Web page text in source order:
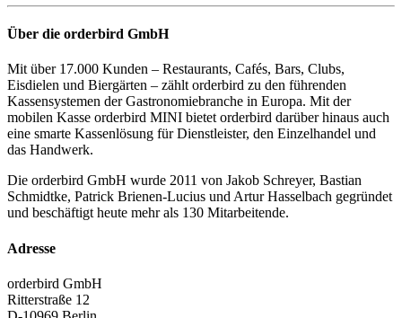
Über die orderbird GmbH
Mit über 17.000 Kunden – Restaurants, Cafés, Bars, Clubs,
Eisdielen und Biergärten – zählt orderbird zu den führenden
Kassensystemen der Gastronomiebranche in Europa. Mit der
mobilen Kasse orderbird MINI bietet orderbird darüber hinaus auch
eine smarte Kassenlösung für Dienstleister, den Einzelhandel und
das Handwerk.
Die orderbird GmbH wurde 2011 von Jakob Schreyer, Bastian
Schmidtke, Patrick Brienen-Lucius und Artur Hasselbach gegründet
und beschäftigt heute mehr als 130 Mitarbeitende.
Adresse
orderbird GmbH
Ritterstraße 12